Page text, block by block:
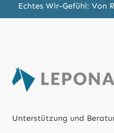
Echtes Wir-Gefühl: Von
Unterstützung und